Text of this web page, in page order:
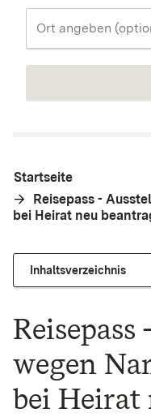
Startseite
Reisepass -
bei Heirat neu
Inhaltsverzeichnis
wegen
bei Heirat